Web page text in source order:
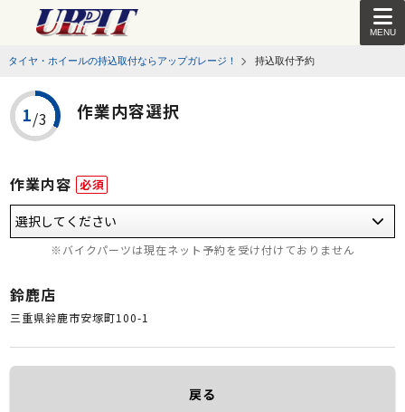
MENU
タイヤ・ホイールの持込取付ならアップガレージ！ 持込取付予約
作業内容選択
作業内容 必須
※バイクパーツは現在ネット予約を受け付けておりません
鈴鹿店
三重県鈴鹿市安塚町100-1
戻る